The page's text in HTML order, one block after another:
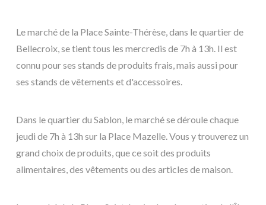
Le marché de la Place Sainte-Thérèse, dans le quartier de
Bellecroix, se tient tous les mercredis de 7h à 13h. Il est
connu pour ses stands de produits frais, mais aussi pour
ses stands de vêtements et d'accessoires.
Dans le quartier du Sablon, le marché se déroule chaque
jeudi de 7h à 13h sur la Place Mazelle. Vous y trouverez un
grand choix de produits, que ce soit des produits
alimentaires, des vêtements ou des articles de maison.